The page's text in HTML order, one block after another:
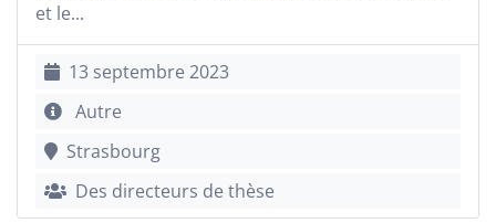
et le...
13 septembre 2023
Autre
Strasbourg
Des directeurs de thèse